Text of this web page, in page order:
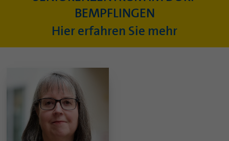
BEMPFLINGEN
Hier erfahren Sie mehr